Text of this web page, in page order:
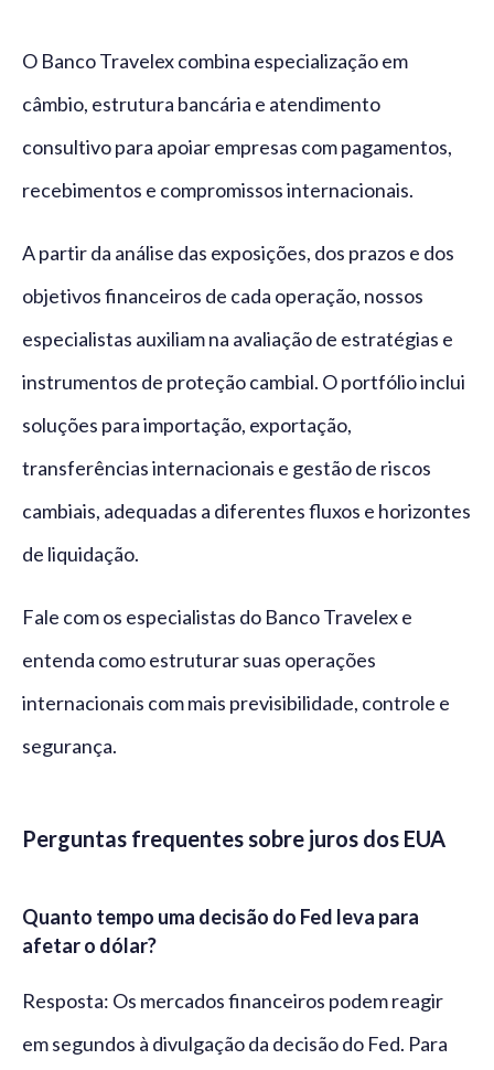
O Banco Travelex combina especialização em
câmbio, estrutura bancária e atendimento
consultivo para apoiar empresas com pagamentos,
recebimentos e compromissos internacionais.
A partir da análise das exposições, dos prazos e dos
objetivos financeiros de cada operação, nossos
especialistas auxiliam na avaliação de estratégias e
instrumentos de proteção cambial. O portfólio inclui
soluções para importação, exportação,
transferências internacionais e gestão de riscos
cambiais, adequadas a diferentes fluxos e horizontes
de liquidação.
Fale com os especialistas do Banco Travelex e
entenda como estruturar suas operações
internacionais com mais previsibilidade, controle e
segurança.
Perguntas frequentes sobre juros dos EUA
Quanto tempo uma decisão do Fed leva para
afetar o dólar?
Resposta: Os mercados financeiros podem reagir
em segundos à divulgação da decisão do Fed. Para